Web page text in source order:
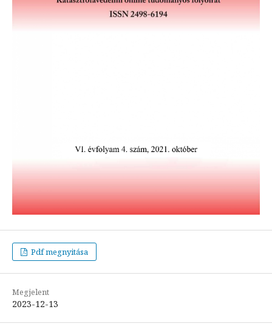
Pdf megnyitása
Megjelent
2023-12-13